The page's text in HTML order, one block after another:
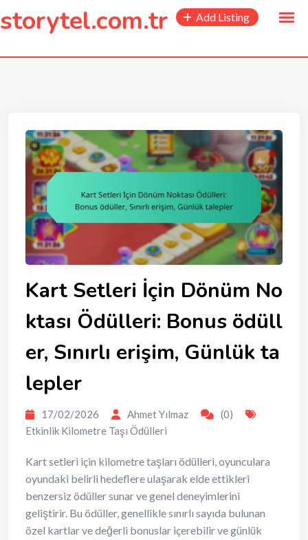
content
storytel.com.tr Add Listing
Kart Setleri İçin Dönüm No
ktası Ödülleri: Bonus ödüll
er, Sınırlı erişim, Günlük ta
lepler
17/02/2026 Ahmet Yılmaz
(0)
Etkinlik Kilometre Taşı Ödülleri
Kart setleri için kilometre taşları ödülleri, oyunculara
oyundaki belirli hedeflere ulaşarak elde ettikleri
benzersiz ödüller sunar ve genel deneyimlerini
geliştirir. Bu ödüller, genellikle sınırlı sayıda bulunan
özel kartlar ve değerli bonuslar içerebilir ve günlük